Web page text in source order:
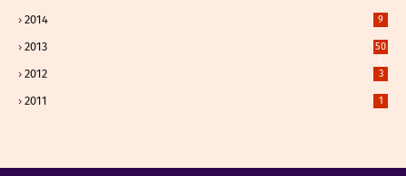
2014 9
2013
50
5
2012 3
2011 1